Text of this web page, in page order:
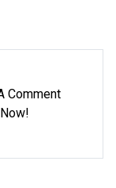
Comment
Now!